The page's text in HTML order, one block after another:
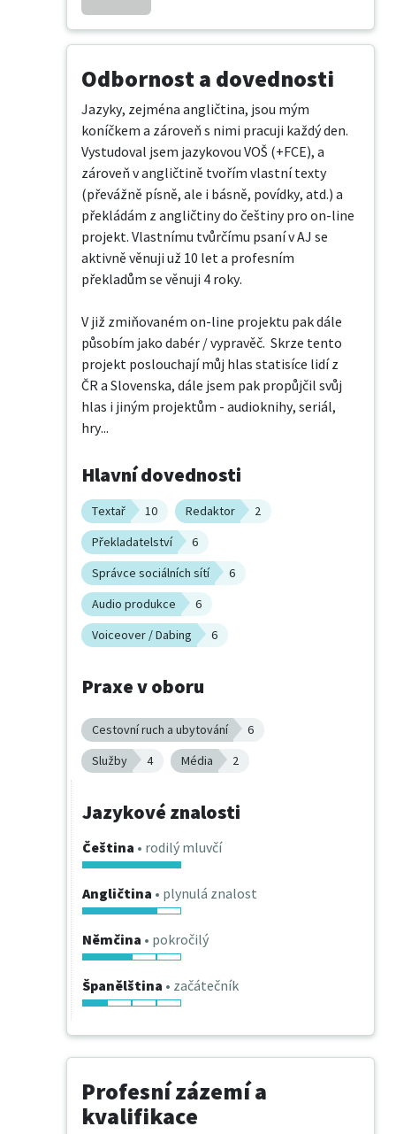
Odbornost a dovednosti
Jazyky, zejména angličtina, jsou mým
koníčkem a zároveň s nimi pracuji každý den.
Vystudoval jsem jazykovou VOŠ (+FCE), a
zároveň v angličtině tvořím vlastní texty
(převážně písně, ale i básně, povídky, atd.) a
překládám z angličtiny do češtiny pro on-line
projekt. Vlastnímu tvůrčímu psaní v AJ se
aktivně věnuji už 10 let a profesním
překladům se věnuji 4 roky.
V již zmiňovaném on-line projektu pak dále
působím jako dabér / vypravěč.  Skrze tento
projekt poslouchají můj hlas statisíce lidí z
ČR a Slovenska, dále jsem pak propůjčil svůj
hlas i jiným projektům - audioknihy, seriál,
hry...
Hlavní dovednosti
Textař 10 Redaktor
2
Překladatelství
6
Správce sociálních sítí
6
Audio produkce
6
Voiceover / Dabing
6
Praxe v oboru
Cestovní ruch a ubytování
6
Služby
4 Média 2
Jazykové znalosti
Čeština • rodilý mluvčí
Angličtina • plynulá znalost
Němčina • pokročilý
Španělština • začátečník
Profesní zázemí a
kvalifikace